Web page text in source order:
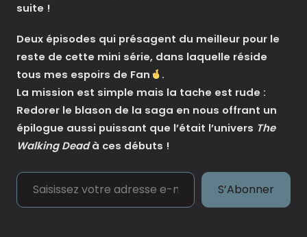
suite !
Deux épisodes qui présagent du meilleur pour le
reste de cette mini série, dans laquelle réside
tous mes espoirs de Fan
.
La mission est simple mais la tache est rude :
Redorer le blason de la saga en nous offrant un
épilogue aussi puissant que l’était l’univers The
Walking Deadà ces débuts !
Saisissez votre adresse e-mail…
S’Abonner